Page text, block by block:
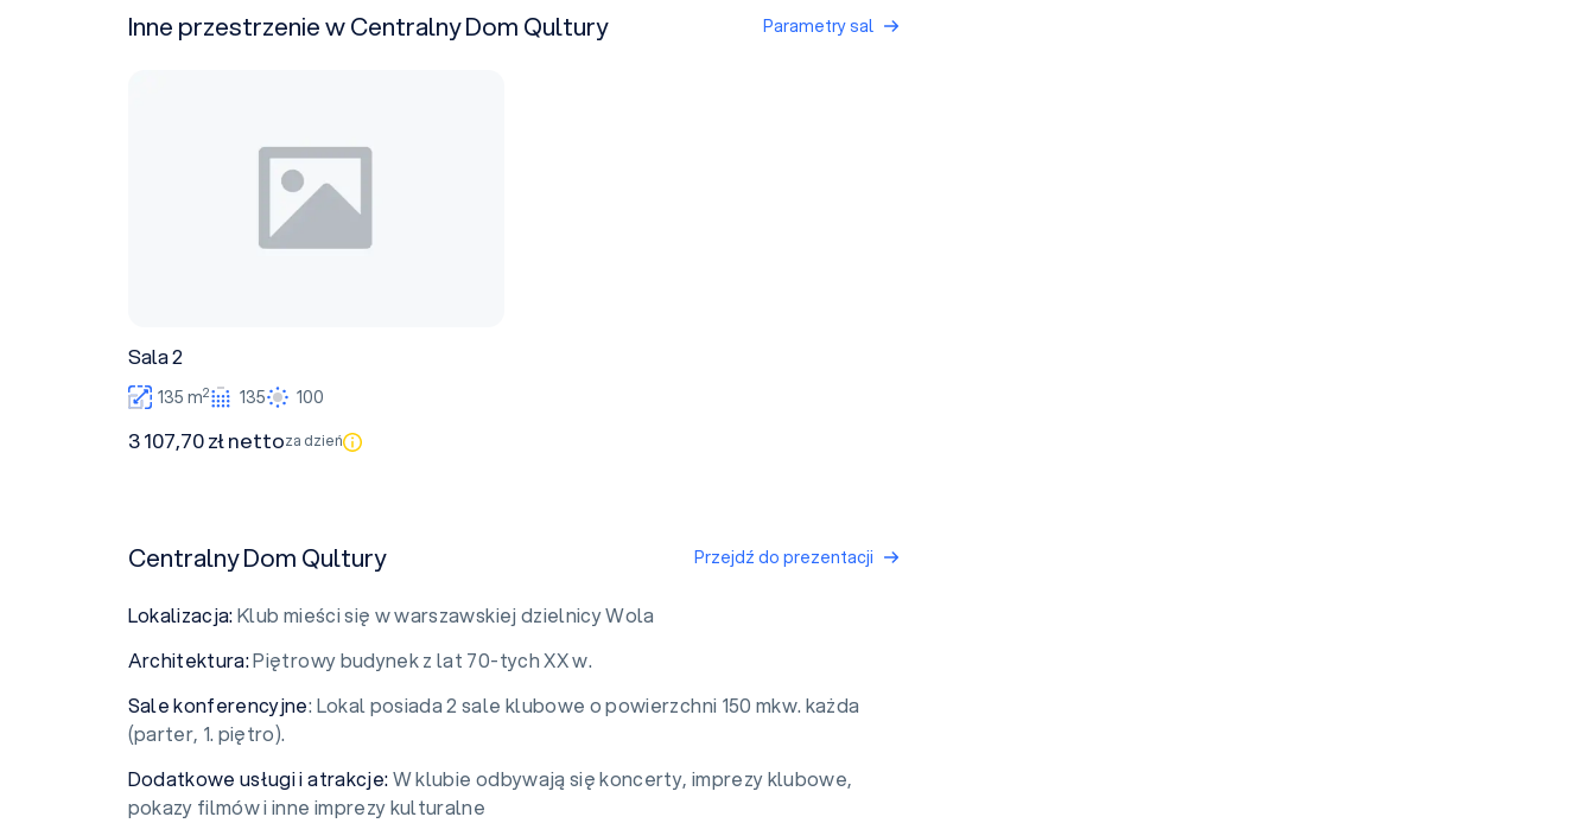
Inne przestrzenie w Centralny Dom Qultury Parametry sal
Sala 2
135 m2 135 100
3 107,70 zł nettoza dzień
Centralny Dom Qultury Przejdź do prezentacji
Lokalizacja:Klub mieści się w warszawskiej dzielnicy Wola
Architektura:Piętrowy budynek z lat 70-tych XX w.
Sale konferencyjne: Lokal posiada 2 sale klubowe o powierzchni 150 mkw. każda
(parter, 1. piętro).
Dodatkowe usługi i atrakcje:W klubie odbywają się koncerty, imprezy klubowe,
pokazy filmów i inne imprezy kulturalne